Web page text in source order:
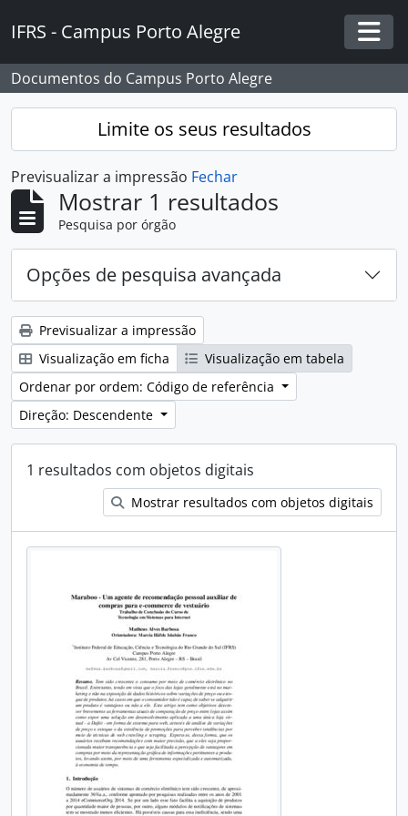
IFRS - Campus Porto Alegre
Documentos do Campus Porto Alegre
Limite os seus resultados
Previsualizar a impressão Fechar
Mostrar 1 resultados
Pesquisa por órgão
Opções de pesquisa avançada
Previsualizar a impressão
Visualização em ficha
Visualização em tabela
Ordenar por ordem: Código de referência
Direção: Descendente
1 resultados com objetos digitais
Mostrar resultados com objetos digitais